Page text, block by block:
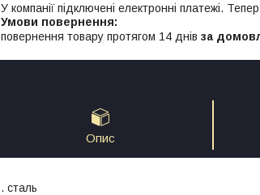
У компанії підключені електронні платежі.
повернення товару протягом 14 днів за
Опис
. сталь